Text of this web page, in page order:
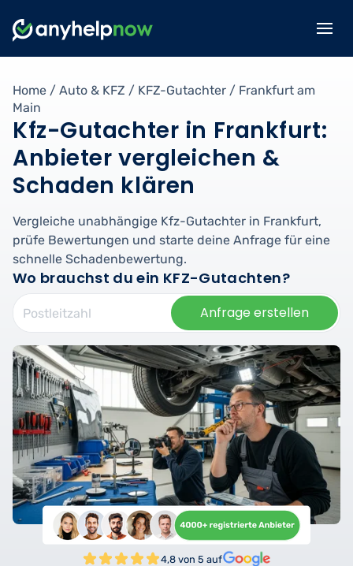
Home / Auto & KFZ / KFZ-Gutachter / Frankfurt am
Main
Kfz-Gutachter in Frankfurt:
Anbieter vergleichen &
Schaden klären
Vergleiche unabhängige Kfz-Gutachter in Frankfurt,
prüfe Bewertungen und starte deine Anfrage für eine
schnelle Schadenbewertung.
Wo brauchst du ein KFZ-Gutachten?
Anfrage erstellen
4,8 von 5 auf